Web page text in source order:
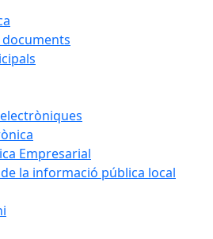
Empresarial
la informació pública local